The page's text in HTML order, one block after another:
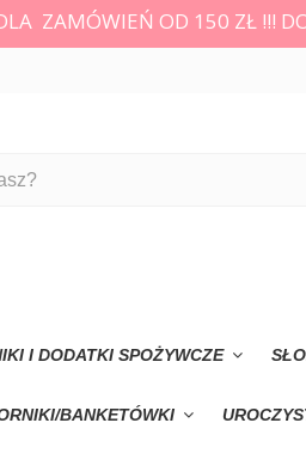
ZAMÓWIEŃ OD 150 ZŁ !!!
I DODATKI SPOŻYWCZE
BANKETÓWKI